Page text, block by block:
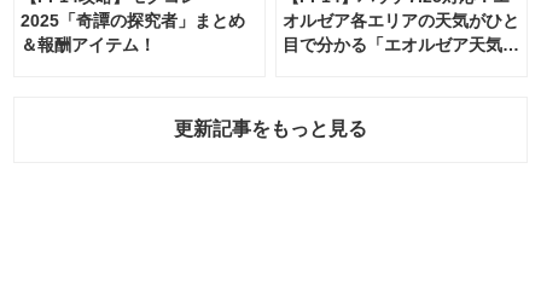
2025「奇譚の探究者」まとめ
＆報酬アイテム！
オルゼア各エリアの天気がひと
目で分かる「エオルゼア天気予
更新記事をもっと見る